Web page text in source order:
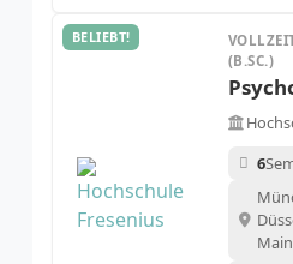
BELIEBT!
(B.SC.)
6
Main